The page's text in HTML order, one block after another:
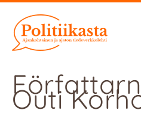
innehåll
Outi